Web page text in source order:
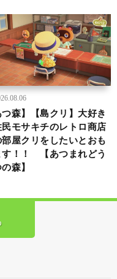
つ森】【島クリ】大好き
モサキチのレトロ商店
部屋クリをしたいとおも
す！！ 【あつまれどう
森】